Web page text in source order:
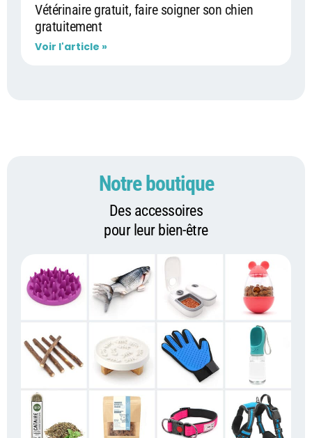
Vétérinaire gratuit, faire soigner son chien
gratuitement
Voir l'article »
Notre boutique
Des accessoires
pour leur bien-être